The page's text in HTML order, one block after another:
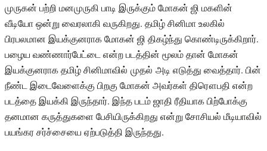
முருகன் பற்றி மனமுருகி பாடி இருக்கும் மோகன் ஜி மகளின்
வீடியோ ஒன்று வைரலாகி வருகிறது. தமிழ் சினிமா உலகில்
பிரபலமான இயக்குனராக மோகன் ஜி திகழ்ந்து கொண்டிருக்கிறார்.
பழைய வண்ணார்பேட்டை என்ற படத்தின் மூலம் தான் மோகன்
இயக்குனராக தமிழ் சினிமாவில் முதல் அடி எடுத்து வைத்தார். பின்
நீண்ட இடைவேளைக்கு பிறகு மோகன் அவர்கள் திரௌபதி என்ற
படத்தை இயக்கி இருந்தார். இந்த படம் ஜாதி ரீதியாக பிற்போக்கு
தனமான கருத்துகளை பேசியிருக்கிறது என்று சோசியல் மீடியாவில்
பயங்கர சர்ச்சையை ஏற்படுத்தி இருந்தது.